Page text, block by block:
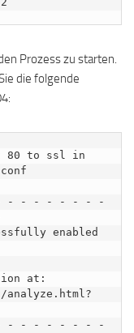
Prozess zu starten.
die folgende
80 to ssl in
- - - - - - - -
enabled
at:
- - - - - - - -